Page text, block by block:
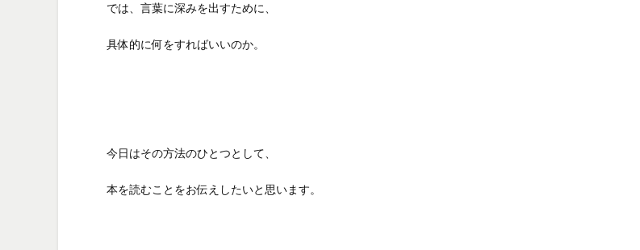
では、言葉に深みを出すために、
具体的に何をすればいいのか。
今日はその方法のひとつとして、
本を読むことをお伝えしたいと思います。